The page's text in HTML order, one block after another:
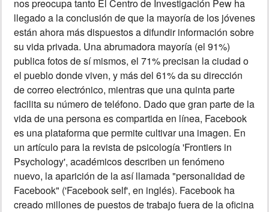
nos preocupa tanto El Centro de Investigación Pew ha
llegado a la conclusión de que la mayoría de los jóvenes
están ahora más dispuestos a difundir información sobre
su vida privada. Una abrumadora mayoría (el 91%)
publica fotos de sí mismos, el 71% precisan la ciudad o
el pueblo donde viven, y más del 61% da su dirección
de correo electrónico, mientras que una quinta parte
facilita su número de teléfono. Dado que gran parte de la
vida de una persona es compartida en línea, Facebook
es una plataforma que permite cultivar una imagen. En
un artículo para la revista de psicología 'Frontiers in
Psychology', académicos describen un fenómeno
nuevo, la aparición de la así llamada "personalidad de
Facebook" ('Facebook self', en inglés). Facebook ha
creado millones de puestos de trabajo fuera de la oficina